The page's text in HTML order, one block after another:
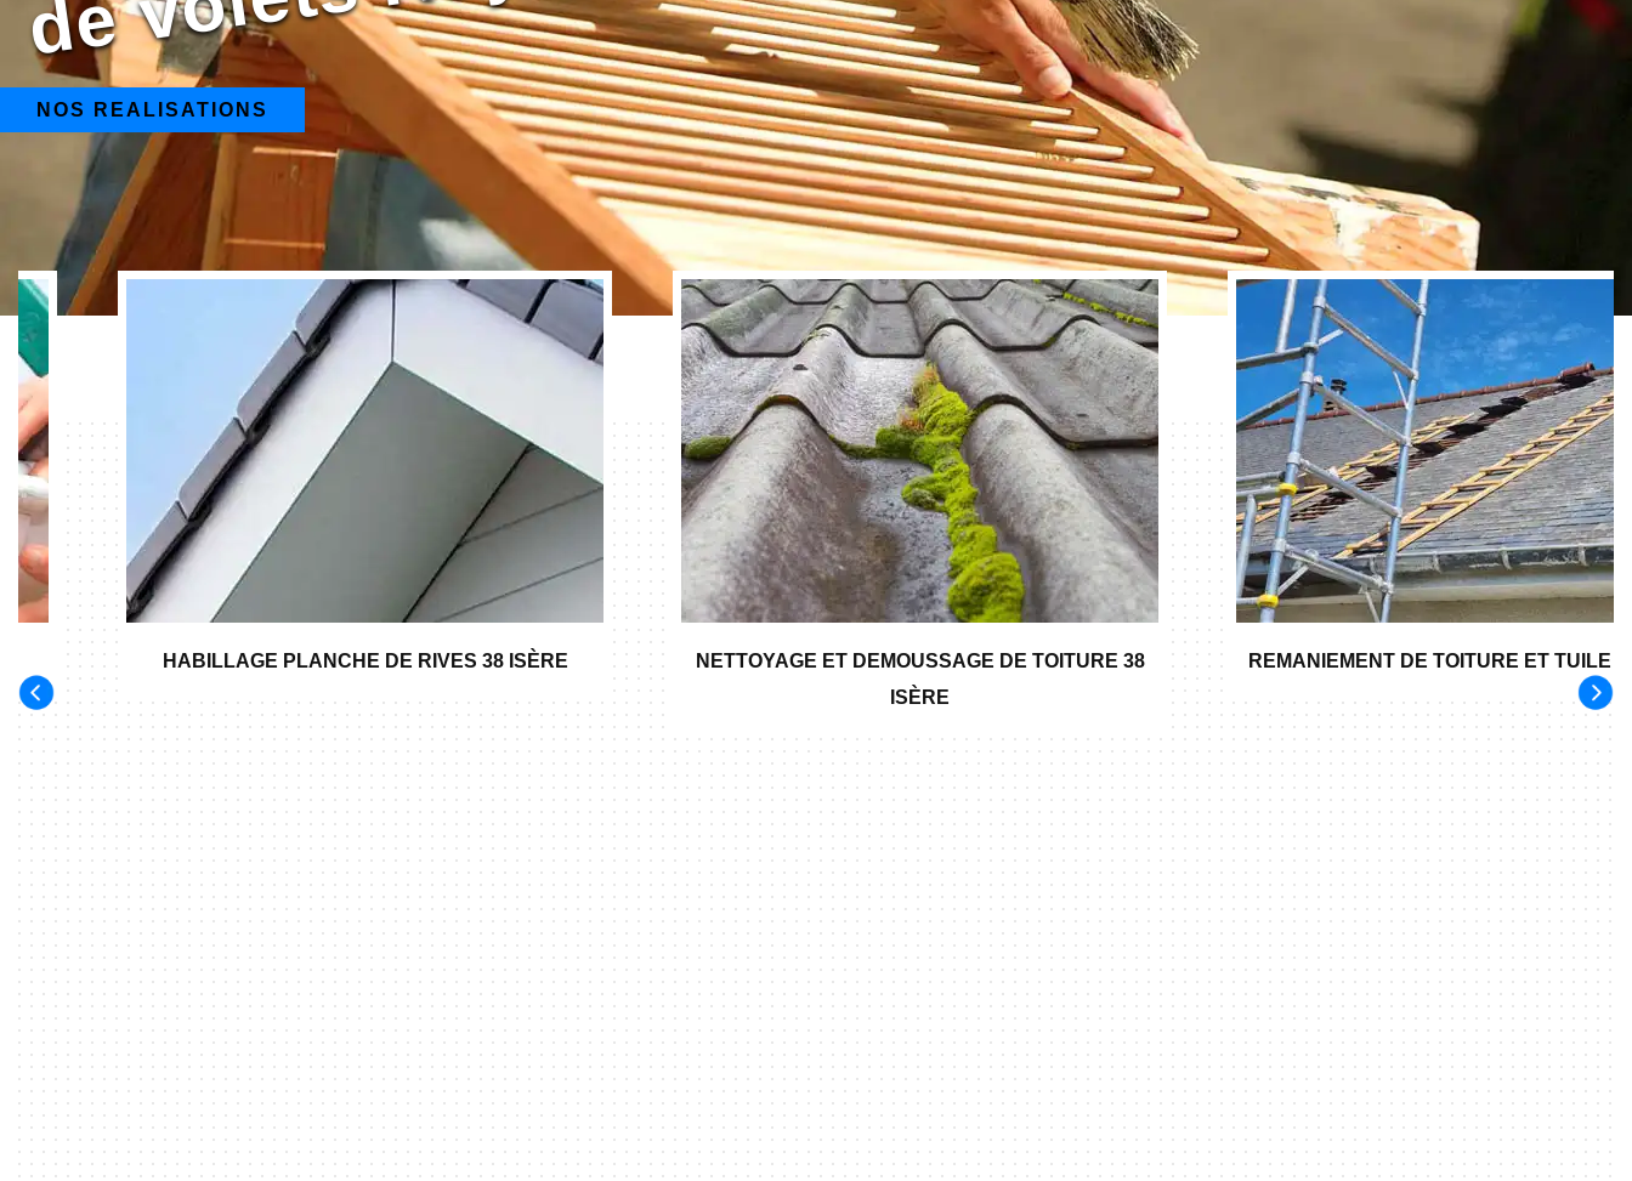
NOS REALISATIONS
HABILLAGE PLANCHE DE RIVES 38 ISÈRE
NETTOYAGE ET DEMOUSSAGE DE TOITURE 38
ISÈRE
REMANIEMENT DE TOITURE ET TUILE